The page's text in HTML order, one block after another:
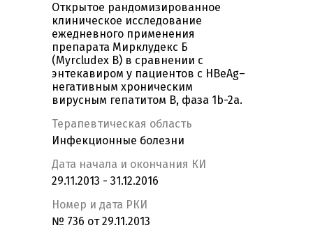
Открытое рандомизированное
клиническое исследование
ежедневного применения
препарата Мирклудекс Б
(Myrcludex B) в сравнении с
энтекавиром у пациентов с HBeAg–
негативным хроническим
вирусным гепатитом В, фаза 1b-2a.
Терапевтическая область
Инфекционные болезни
Дата начала и окончания КИ
29.11.2013 - 31.12.2016
Номер и дата РКИ
№ 736 от 29.11.2013